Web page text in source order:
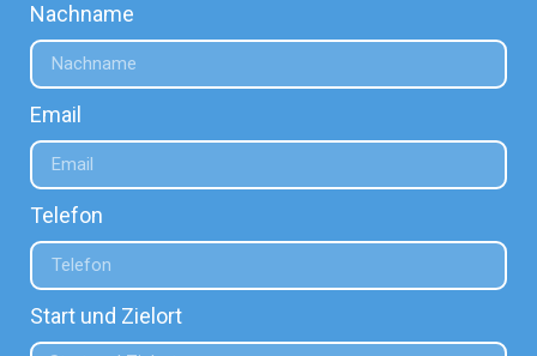
Nachname
Email
Telefon
Start und Zielort